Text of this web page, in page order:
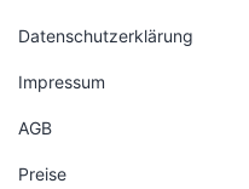
Datenschutzerklärung
Impressum
AGB
Preise